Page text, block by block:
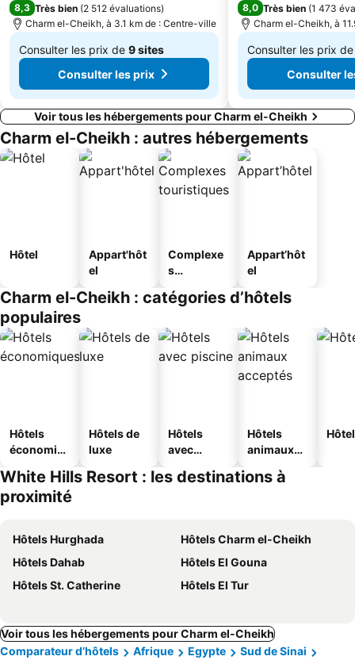
8,3 Très bien (2 512 évaluations)
Charm el-Cheikh, à 3.1 km de : Centre-ville
Consulter les prix de 9 sites
De
126 $Consulter les prix
8,0 Très bien (1 473
Charm el-Cheikh, à
Consulter les prix
De
53 $ Consulter
Voir tous les hébergements pour Charm el-Cheikh
Charm el-Cheikh : autres hébergements
Hôtel
Appart'hôt
el
Complexe
s
s
Appart’hôt
el
Charm el-Cheikh : catégories d’hôtels
populaires
Hôtels
économiq
Hôtels de
luxe
Hôtels
avec
Hôtels
animaux
White Hills Resort : les destinations à
proximité
Hôtels Hurghada
Hôtels Charm el-Cheikh
Hôtels Dahab
Hôtels El Gouna
Hôtels St. Catherine
Hôtels El Tur
Voir tous les hébergements pour Charm el-Cheikh
Comparateur d’hôtels
Afrique Egypte
Sud de Sinai